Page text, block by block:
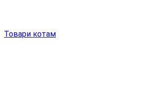
Товари котам